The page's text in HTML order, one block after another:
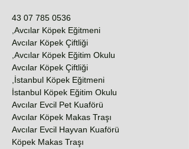
0536 785 07 43
Avcılar Köpek Eğitmeni,
Avcılar Köpek Çiftliği
Avcılar Köpek Eğitim Okulu,
Avcılar Köpek Çiftliği
İstanbul Köpek Eğitmeni,
İstanbul Köpek Eğitim Okulu
Avcılar Evcil Pet Kuaförü
Avcılar Köpek Makas Traşı
Avcılar Evcil Hayvan Kuaförü
Köpek Makas Traşı